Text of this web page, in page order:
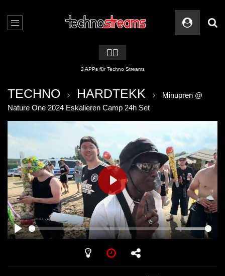
🏳️‍🌈
2 APPs für Techno Streams
TECHNO HARDTEKK
Minupren @
Nature One 2024 Eskalieren Camp 24h Set
PLAY
PLAY